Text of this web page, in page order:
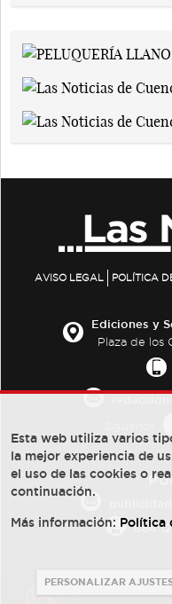
AVISO LEGAL POLÍTICA
Ediciones y
Plaza de los
684
Esta web utiliza varios
la mejor experiencia de
el uso de las cookies o
continuación.
Más información: Política
PERSONALIZAR